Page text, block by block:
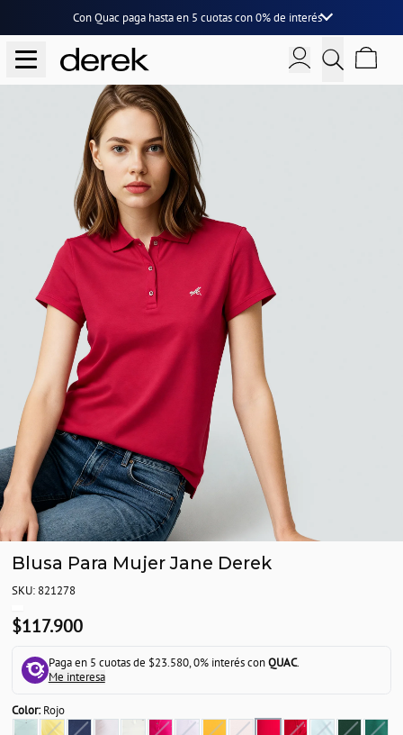
Con Quac paga hasta en 5 cuotascon0% de interés
Blusa Para Mujer Jane Derek
SKU: 821278
$117.900
Paga en 5 cuotas de $23.580, 0% interés conQUAC.
Me interesa
Color:Rojo